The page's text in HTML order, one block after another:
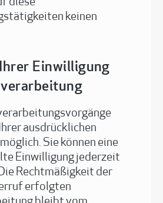
diese
keinen
Einwilligung
ausdrücklichen
Sie können eine
Einwilligung jederzeit
Rechtmäßigkeit der
erfolgten